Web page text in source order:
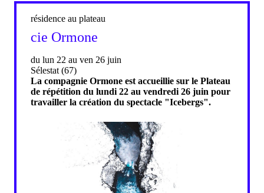
résidence au plateau
cie Ormone
du lun 22 au ven 26 juin
Sélestat (67)
La compagnie Ormone est accueillie sur le Plateau
de répétition du lundi 22 au vendredi 26 juin pour
travailler la création du spectacle "Icebergs".